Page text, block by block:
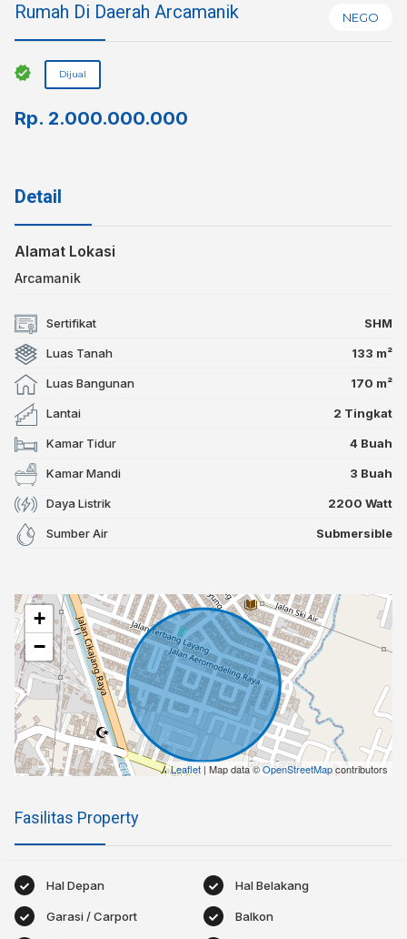
Rumah Di Daerah Arcamanik NEGO
Dijual
Rp. 2.000.000.000
Detail
Alamat Lokasi
Arcamanik
Sertifikat SHM
Luas Tanah 133 m²
Luas Bangunan 170 m²
Lantai 2 Tingkat
Kamar Tidur 4 Buah
Kamar Mandi 3 Buah
Daya Listrik 2200 Watt
Sumber Air Submersible
+
−
Leaflet | Map data ©OpenStreetMapcontributors
Fasilitas Property
Hal Depan Hal Belakang
Garasi / Carport Balkon